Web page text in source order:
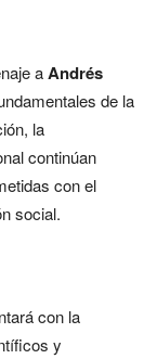
aAndrés
de la
la
continúan
con el
social.
con la
y